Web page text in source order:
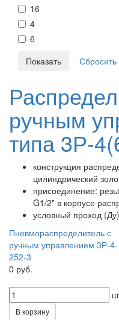
16
4
6
ручным
типа 3Р-
конструкция
цилиндрический
присоединение:
G1/2" в корпусе
условный проход
Пневмораспределитель с
ручным управлением 3Р-4-
252-3
0 руб.
В корзину